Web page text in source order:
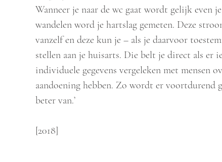
Wanneer je naar de wc gaat wordt gelijk even
wandelen word je hartslag gemeten. Deze
vanzelf en deze kun je – als je daarvoor
stellen aan je huisarts. Die belt je direct als er
individuele gegevens vergeleken met mensen
aandoening hebben. Zo wordt er voortdurend
beter van.’
[2018]